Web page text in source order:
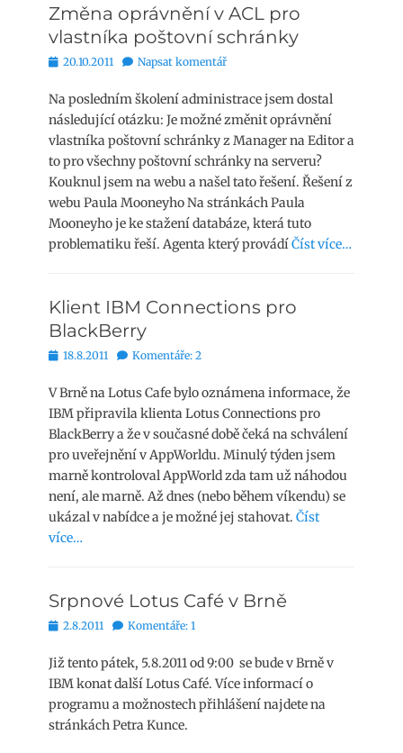
Změna oprávnění v ACL pro
vlastníka poštovní schránky
Publikováno
20.10.2011 Napsat komentář
Na posledním školení administrace jsem dostal
následující otázku: Je možné změnit oprávnění
vlastníka poštovní schránky z Manager na Editor a
to pro všechny poštovní schránky na serveru?
Kouknul jsem na webu a našel tato řešení. Řešení z
webu Paula Mooneyho Na stránkách Paula
Mooneyho je ke stažení databáze, která tuto
problematiku řeší. Agenta který provádíČíst více…
Klient IBM Connections pro
BlackBerry
Publikováno
18.8.2011 Komentáře: 2
V Brně na Lotus Cafe bylo oznámena informace, že
IBM připravila klienta Lotus Connections pro
BlackBerry a že v současné době čeká na schválení
pro uveřejnění v AppWorldu. Minulý týden jsem
marně kontroloval AppWorld zda tam už náhodou
není, ale marně. Až dnes (nebo během víkendu) se
ukázal v nabídce a je možné jej stahovat. Číst
více…
Srpnové Lotus Café v Brně
Publikováno
2.8.2011 Komentáře: 1
Již tento pátek, 5.8.2011 od 9:00 se bude v Brně v
IBM konat další Lotus Café. Více informací o
programu a možnostech přihlášení najdete na
stránkách Petra Kunce.